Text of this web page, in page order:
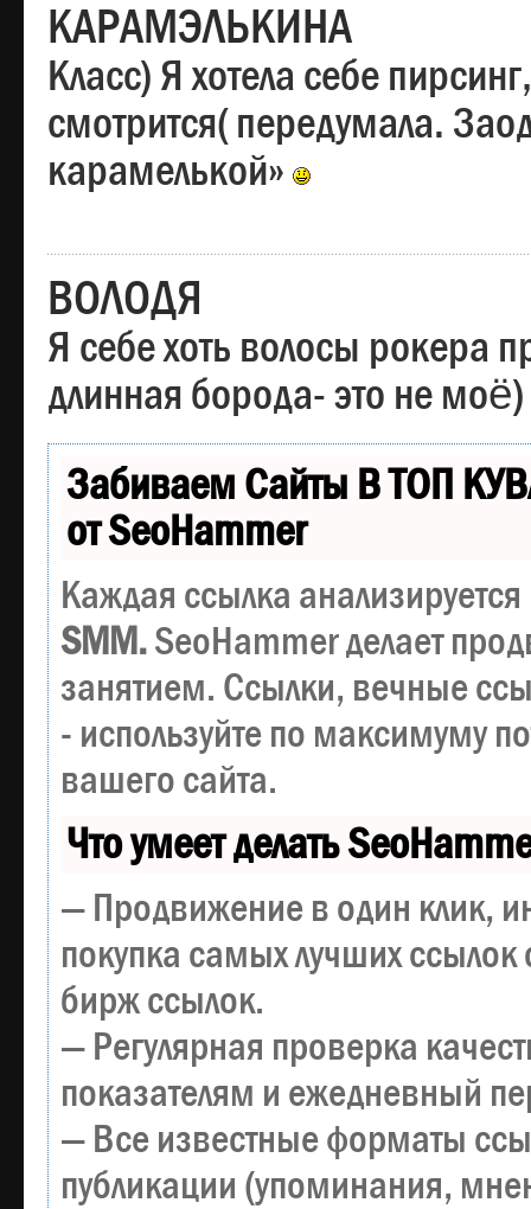
КАРАМЭЛЬКИНА
Класс) Я хотела себе
смотрится( передумала.
карамелькой»
ВОЛОДЯ
Я себе хоть волосы рокера
длинная борода- это не моё)
Забиваем Сайты В ТОП
от SeoHammer
Каждая ссылка
SMM.SeoHammer делает
занятием. Ссылки, вечные
- используйте по максимуму
вашего сайта.
Что умеет делать
— Продвижение в один клик,
покупка самых лучших ссылок
бирж ссылок.
— Регулярная проверка
показателям и ежедневный
— Все известные форматы
публикации (упоминания,